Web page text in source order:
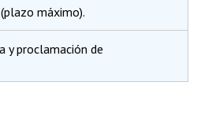
máximo).
y proclamación de